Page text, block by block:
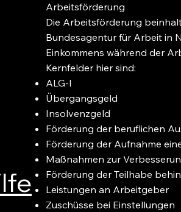
Arbeitsförderung
Die Arbeitsförderung
Bundesagentur für Arbeit in
Einkommens während der
Kernfelder hier sind:
ALG-I
Übergangsgeld
Insolvenzgeld
Förderung der beruflichen
Förderung der Aufnahme
Maßnahmen zur
Förderung der Teilhabe
Leistungen an Arbeitgeber
Zuschüsse bei Einstellungen